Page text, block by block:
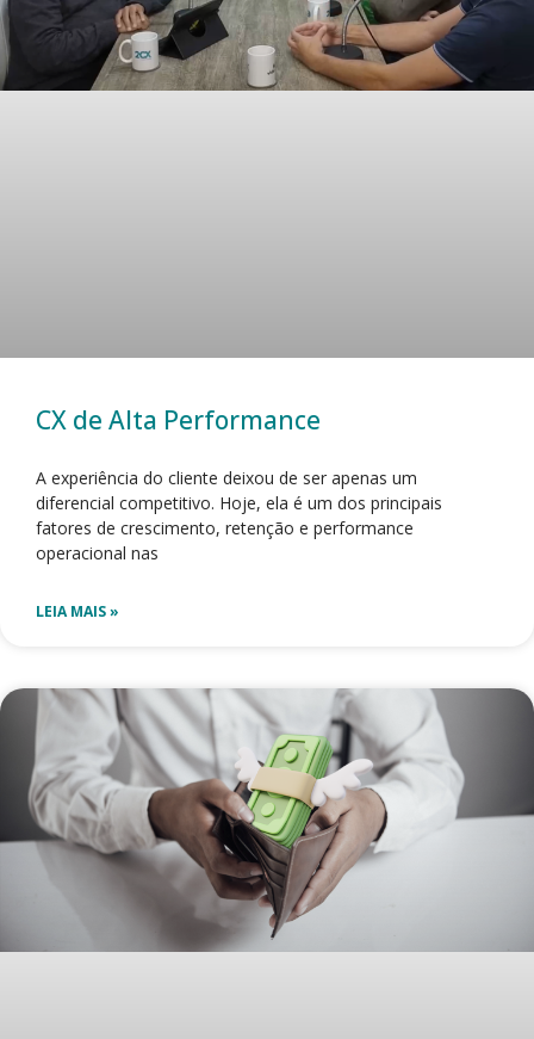
CX de Alta Performance
A experiência do cliente deixou de ser apenas um
diferencial competitivo. Hoje, ela é um dos principais
fatores de crescimento, retenção e performance
operacional nas
LEIA MAIS »